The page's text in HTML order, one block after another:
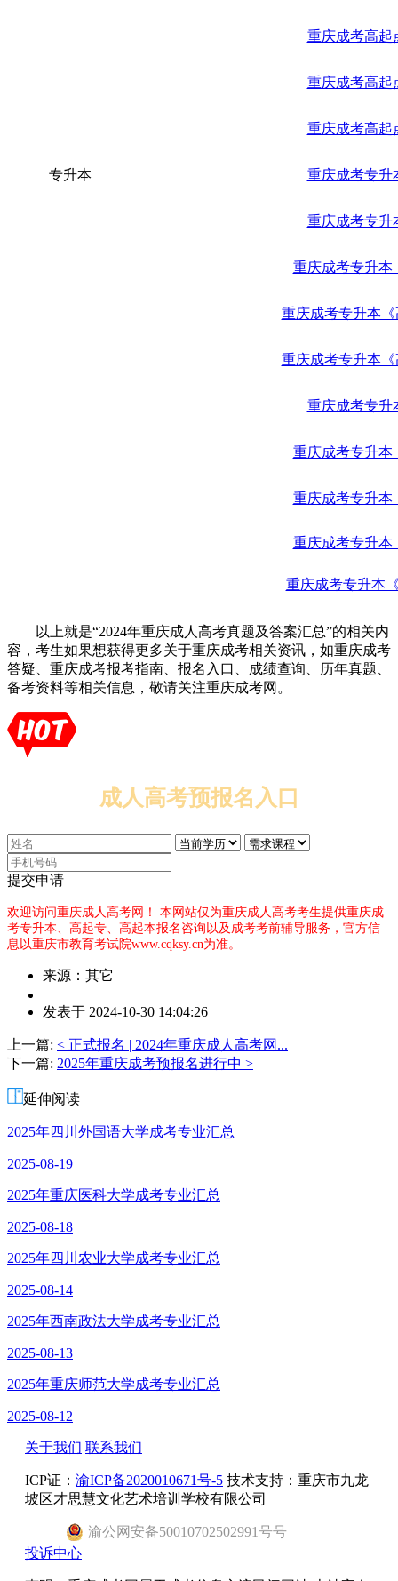
重庆成考高起
重庆成考高起
重庆成考高起
专升本 重庆成考专升
重庆成考专升
重庆成考专升本
重庆成考专升本
重庆成考专升本
重庆成考专升
重庆成考专升本
重庆成考专升本
重庆成考专升本
重庆成考专升本
以上就是“2024年重庆成人高考真题及答案汇总”的相关内
容，考生如果想获得更多关于重庆成考相关资讯，如重庆成考
答疑、重庆成考报考指南、报名入口、成绩查询、历年真题、
备考资料等相关信息，敬请关注重庆成考网。
成人高考预报名入口
提交申请
欢迎访问重庆成人高考网！ 本网站仅为重庆成人高考考生提供重庆成
考专升本、高起专、高起本报名咨询以及成考考前辅导服务，官方信
息以重庆市教育考试院www.cqksy.cn为准。
来源：其它
者：
老
师
发表于 2024-10-30 14:04:26
上一篇: < 正式报名 | 2024年重庆成人高考网...
下一篇: 2025年重庆成考预报名进行中 >
延伸阅读
2025年四川外国语大学成考专业汇总
2025-08-19
2025年重庆医科大学成考专业汇总
2025-08-18
2025年四川农业大学成考专业汇总
2025-08-14
2025年西南政法大学成考专业汇总
2025-08-13
2025年重庆师范大学成考专业汇总
2025-08-12
关于我们 联系我们
ICP证： 渝ICP备2020010671号-5 技术支持：重庆市九龙
坡区才思慧文化艺术培训学校有限公司
渝公网安备50010702502991号号
投诉中心